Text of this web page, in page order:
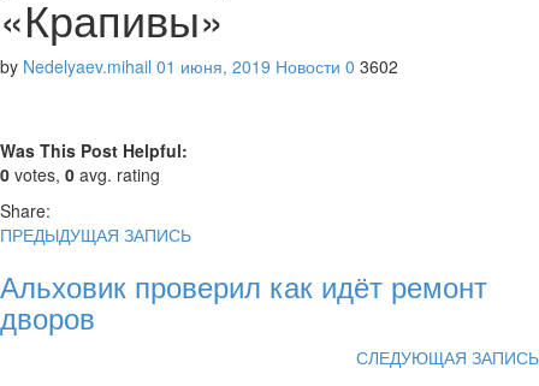
«Крапивы»
by Nedelyaev.mihail 01 июня, 2019 Новости 0 3602
Was This Post Helpful:
0 votes, 0 avg. rating
Share:
ПРЕДЫДУЩАЯ ЗАПИСЬ
Альховик проверил как идёт ремонт
дворов
СЛЕДУЮЩАЯ ЗАПИСЬ